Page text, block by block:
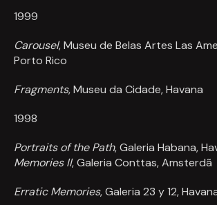
1999
Carousel, Museu de Belas Artes Las
Porto Rico
Fragments, Museu da Cidade, Havana
1998
Portraits of the Path, Galeria Habana,
Memories II, Galeria Conttas, Amsterdã
Erratic Memories, Galeria 23 y 12,